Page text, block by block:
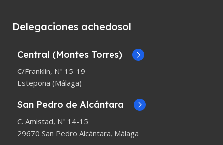
Delegaciones achedosol
Central (Montes Torres)
C/Franklin, Nº 15-19
Estepona (Málaga)
San Pedro de Alcántara
C. Amistad, Nº 14-15
29670 San Pedro Alcántara, Málaga